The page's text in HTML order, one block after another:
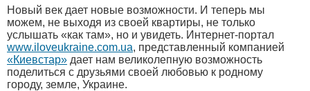
Новый век дает новые возможности. И теперь мы
можем, не выходя из своей квартиры, не только
услышать «как там», но и увидеть. Интернет-портал
www.iloveukraine.com.ua, представленный компанией
«Киевстар» дает нам великолепную возможность
поделиться с друзьями своей любовью к родному
городу, земле, Украине.